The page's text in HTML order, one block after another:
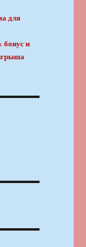
для
бонус и